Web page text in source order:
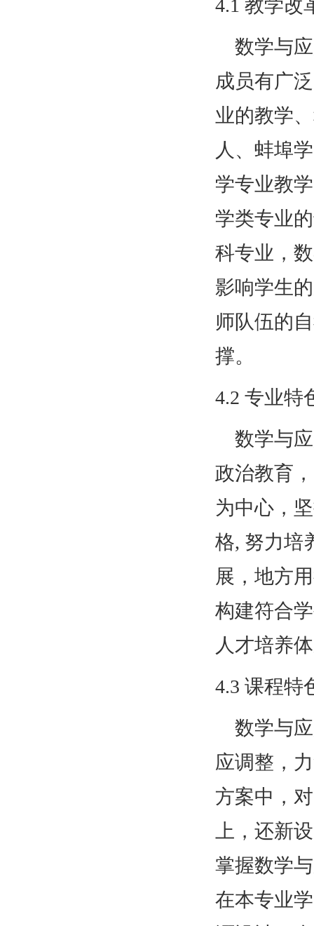
4.1 教学改
数学与
成员有广
业的教学
人、蚌埠
学专业教
学类专业
科专业，
影响学生
师队伍的
撑。
4.2 专业特
数学与
政治教育
为中心，
格, 努力培
展，地方
构建符合
人才培养
4.3 课程特
数学与
应调整，
方案中，
上，还新
掌握数学
在本专业